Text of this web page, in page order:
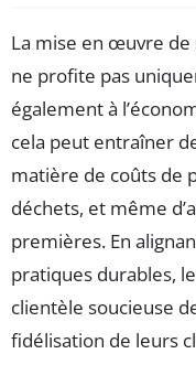
La mise en œuvre de
ne profite pas
également à
cela peut entraîner
matière de coûts de
déchets, et même
premières. En
pratiques durables,
clientèle soucieuse
fidélisation de leurs